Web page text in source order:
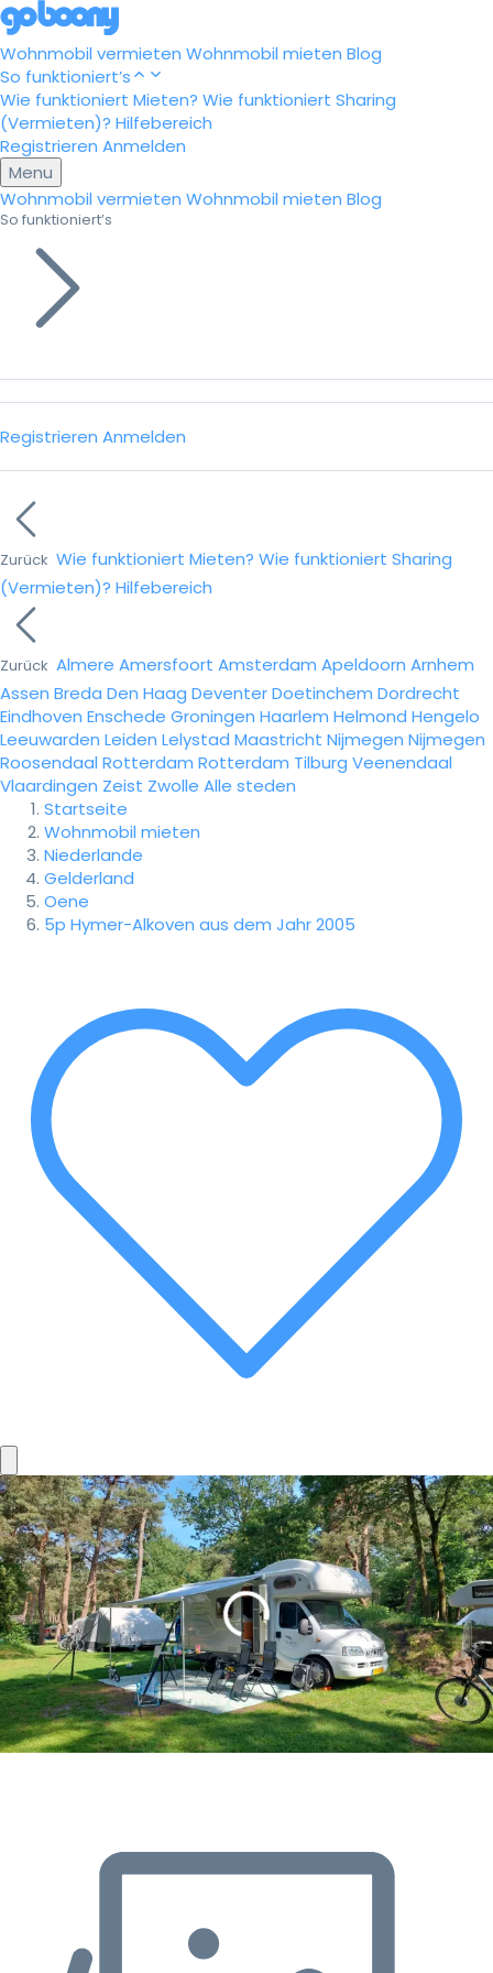
Wohnmobil vermieten Wohnmobil mieten Blog
So funktioniert’s
Wie funktioniert Mieten? Wie funktioniert Sharing
(Vermieten)? Hilfebereich
Registrieren Anmelden
Menu
Wohnmobil vermieten Wohnmobil mieten Blog
So funktioniert’s
Registrieren Anmelden
Zurück Wie funktioniert Mieten? Wie funktioniert Sharing
(Vermieten)? Hilfebereich
Zurück Almere Amersfoort Amsterdam Apeldoorn Arnhem
Assen Breda Den Haag DeventerDoetinchem Dordrecht
Eindhoven Enschede Groningen Haarlem Helmond Hengelo
Leeuwarden Leiden Lelystad Maastricht Nijmegen Nijmegen
Roosendaal Rotterdam Rotterdam Tilburg Veenendaal
Vlaardingen Zeist Zwolle Alle steden
Startseite
Wohnmobil mieten
Niederlande
Gelderland
Oene
5p Hymer-Alkoven aus dem Jahr 2005